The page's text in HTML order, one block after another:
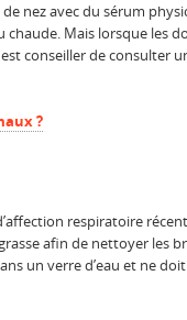
nez avec du sérum
Mais lorsque les
conseiller de consulter
?
respiratoire
afin de nettoyer les
un verre d’eau et ne